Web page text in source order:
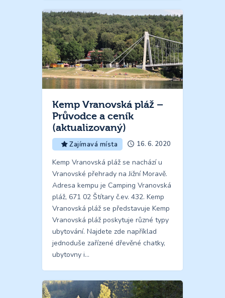
Kemp Vranovská pláž –
Průvodce a ceník
(aktualizovaný)
Zajímavá místa 16. 6. 2020
Kemp Vranovská pláž se nachází u
Vranovské přehrady na Jižní Moravě.
Adresa kempu je Camping Vranovská
pláž, 671 02 Štítary č.ev. 432. Kemp
Vranovská pláž se představuje Kemp
Vranovská pláž poskytuje různé typy
ubytování. Najdete zde například
jednoduše zařízené dřevěné chatky,
ubytovny i…